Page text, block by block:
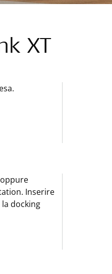
XT
Inserire
docking